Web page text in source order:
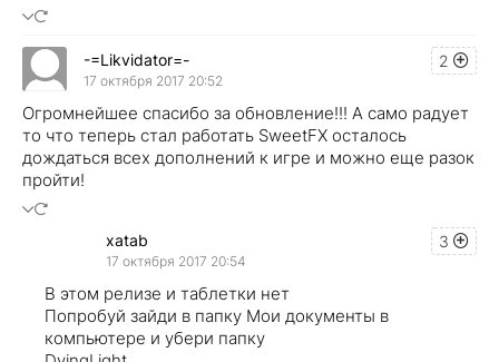
2
-=Likvidator=-
17 октября 2017 20:52
Огромнейшее спасибо за обновление!!! А само радует
то что теперь стал работать SweetFX осталось
дождаться всех дополнений к игре и можно еще разок
пройти!
3
xatab
17 октября 2017 20:54
В этом релизе и таблетки нет
Попробуй зайди в папку Мои документы в
компьютере и убери папку